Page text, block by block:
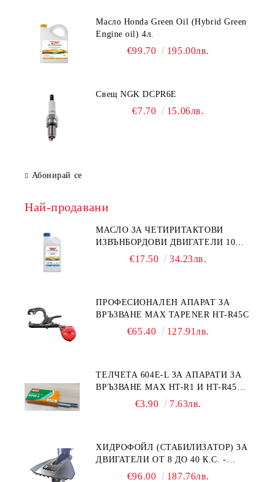
Масло Honda Green Oil (Hybrid Green
Engine oil) 4л.
€99.70 195.00лв.
Свещ NGK DCPR6E
€7.70 15.06лв.
Абонирай се
Най-продавани
МАСЛО ЗА ЧЕТИРИТАКТОВИ
ИЗВЪНБОРДОВИ ДВИГАТЕЛИ 10W-
30 HONDA MARINE 08221-999-
€17.50 34.23лв.
ПРОФЕСИОНАЛЕН АПАРАТ ЗА
ВРЪЗВАНЕ MAX TAPENER HT-R45C
€65.40 127.91лв.
ТЕЛЧЕТА 604E-L ЗА АПАРАТИ ЗА
ВРЪЗВАНЕ MAX HT-R1 И HT-R45C
€3.90 7.63лв.
ХИДРОФОЙЛ (СТАБИЛИЗАТОР) ЗА
ДВИГАТЕЛИ ОТ 8 ДО 40 К.С. -
УНИВЕРСАЛЕН SE SPORT 200
€96.00 187.76лв.